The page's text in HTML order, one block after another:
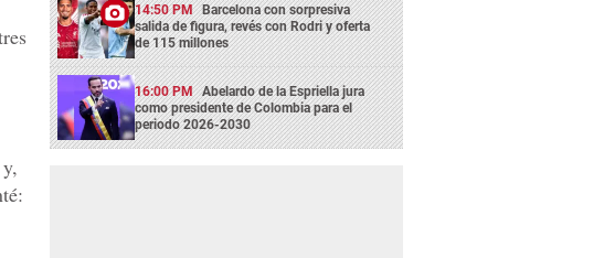
14:50 PM Barcelona con sorpresiva
salida de figura, revés con Rodri y oferta
de 115 millones
16:00 PM Abelardo de la Espriella jura
como presidente de Colombia para el
periodo 2026-2030